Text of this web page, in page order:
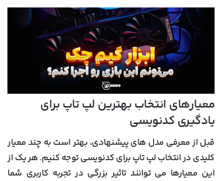
معیارهای انتخاب بهترین لپ تاپ برای
یادگیری کدنویسی
قبل از معرفی مدل های پیشنهادی، بهتر است به چند معیار
کلیدی در انتخاب لپ تاپ برای کدنویسی توجه کنیم. هر یک از
این معیارها می توانند تاثیر بزرگی در تجربه کاربری شما